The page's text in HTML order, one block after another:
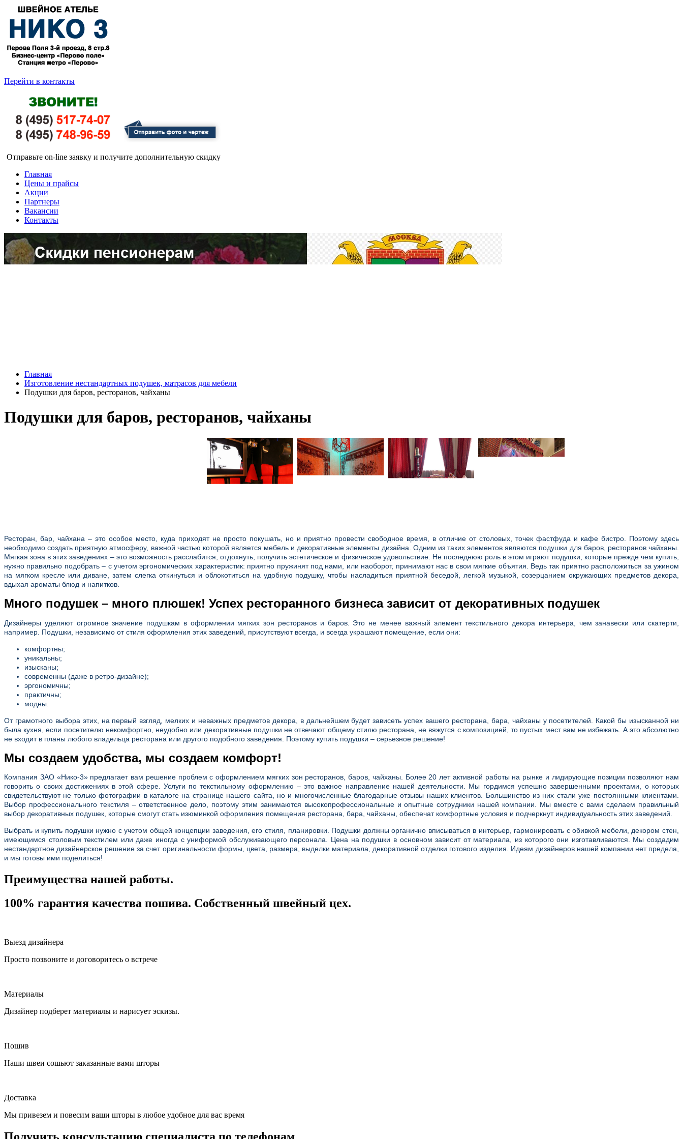
Перейти в контакты
Отправьте on-line заявку и получите дополнительную скидку
Главная
Цены и прайсы
Акции
Партнеры
Вакансии
Контакты
Главная
Изготовление нестандартных подушек, матрасов для мебели
Подушки для баров, ресторанов, чайханы
Подушки для баров, ресторанов, чайханы
Ресторан, бар, чайхана – это особое место, куда приходят не просто покушать, но и приятно провести свободное время, в отличие от столовых, точек фастфуда и кафе бистро. Поэтому здесь
необходимо создать приятную атмосферу, важной частью которой является мебель и декоративные элементы дизайна. Одним из таких элементов являются подушки для баров, ресторанов чайханы.
Мягкая зона в этих заведениях – это возможность расслабится, отдохнуть, получить эстетическое и физическое удовольствие. Не последнюю роль в этом играют подушки, которые прежде чем купить,
нужно правильно подобрать – с учетом эргономических характеристик: приятно пружинят под нами, или наоборот, принимают нас в свои мягкие объятия. Ведь так приятно расположиться за ужином
на мягком кресле или диване, затем слегка откинуться и облокотиться на удобную подушку, чтобы насладиться приятной беседой, легкой музыкой, созерцанием окружающих предметов декора,
вдыхая ароматы блюд и напитков.
Много подушек – много плюшек! Успех ресторанного бизнеса зависит от декоративных подушек
Дизайнеры уделяют огромное значение подушкам в оформлении мягких зон ресторанов и баров. Это не менее важный элемент текстильного декора интерьера, чем занавески или скатерти,
например. Подушки, независимо от стиля оформления этих заведений, присутствуют всегда, и всегда украшают помещение, если они:
комфортны;
уникальны;
изысканы;
современны (даже в ретро-дизайне);
эргономичны;
практичны;
модны.
От грамотного выбора этих, на первый взгляд, мелких и неважных предметов декора, в дальнейшем будет зависеть успех вашего ресторана, бара, чайханы у посетителей. Какой бы изысканной ни
была кухня, если посетителю некомфортно, неудобно или декоративные подушки не отвечают общему стилю ресторана, не вяжутся с композицией, то пустых мест вам не избежать. А это абсолютно
не входит в планы любого владельца ресторана или другого подобного заведения. Поэтому купить подушки – серьезное решение!
Мы создаем удобства, мы создаем комфорт!
Компания ЗАО «Нико-3» предлагает вам решение проблем с оформлением мягких зон ресторанов, баров, чайханы. Более 20 лет активной работы на рынке и лидирующие позиции позволяют нам
говорить о своих достижениях в этой сфере. Услуги по текстильному оформлению – это важное направление нашей деятельности. Мы гордимся успешно завершенными проектами, о которых
свидетельствуют не только фотографии в каталоге на странице нашего сайта, но и многочисленные благодарные отзывы наших клиентов. Большинство из них стали уже постоянными клиентами.
Выбор профессионального текстиля – ответственное дело, поэтому этим занимаются высокопрофессиональные и опытные сотрудники нашей компании. Мы вместе с вами сделаем правильный
выбор декоративных подушек, которые смогут стать изюминкой оформления помещения ресторана, бара, чайханы, обеспечат комфортные условия и подчеркнут индивидуальность этих заведений.
Выбрать и купить подушки нужно с учетом общей концепции заведения, его стиля, планировки. Подушки должны органично вписываться в интерьер, гармонировать с обивкой мебели, декором стен,
имеющимся столовым текстилем или даже иногда с униформой обслуживающего персонала. Цена на подушки в основном зависит от материала, из которого они изготавливаются. Мы создадим
нестандартное дизайнерское решение за счет оригинальности формы, цвета, размера, выделки материала, декоративной отделки готового изделия. Идеям дизайнеров нашей компании нет предела,
и мы готовы ими поделиться!
Преимущества нашей работы.
100% гарантия качества пошива. Собственный швейный цех.
Выезд дизайнера
Просто позвоните и договоритесь о встрече
Материалы
Дизайнер подберет материалы и нарисует эскизы.
Пошив
Наши швеи сошьют заказанные вами шторы
Доставка
Мы привезем и повесим ваши шторы в любое удобное для вас время